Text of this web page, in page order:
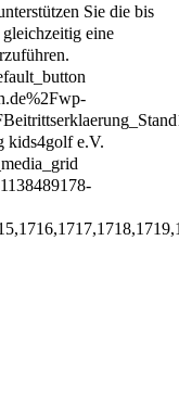
Sie die bis
eine
kids4golf e.V.